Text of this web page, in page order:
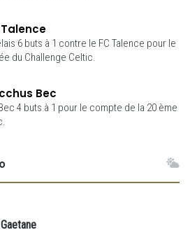
6 buts à 1 contre le FC Talence pour le
du Challenge Celtic.
Bec
4 buts à 1 pour le compte de la 20 ème
Gaetane